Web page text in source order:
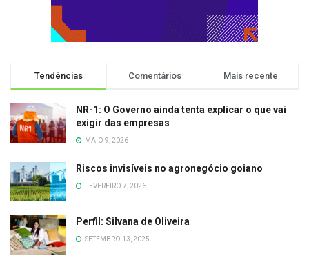
Tendências Comentários Mais recente
NR-1: O Governo ainda tenta explicar o que vai
exigir das empresas
MAIO 9, 2026
Riscos invisíveis no agronegócio goiano
FEVEREIRO 7, 2026
Perfil: Silvana de Oliveira
SETEMBRO 13, 2025